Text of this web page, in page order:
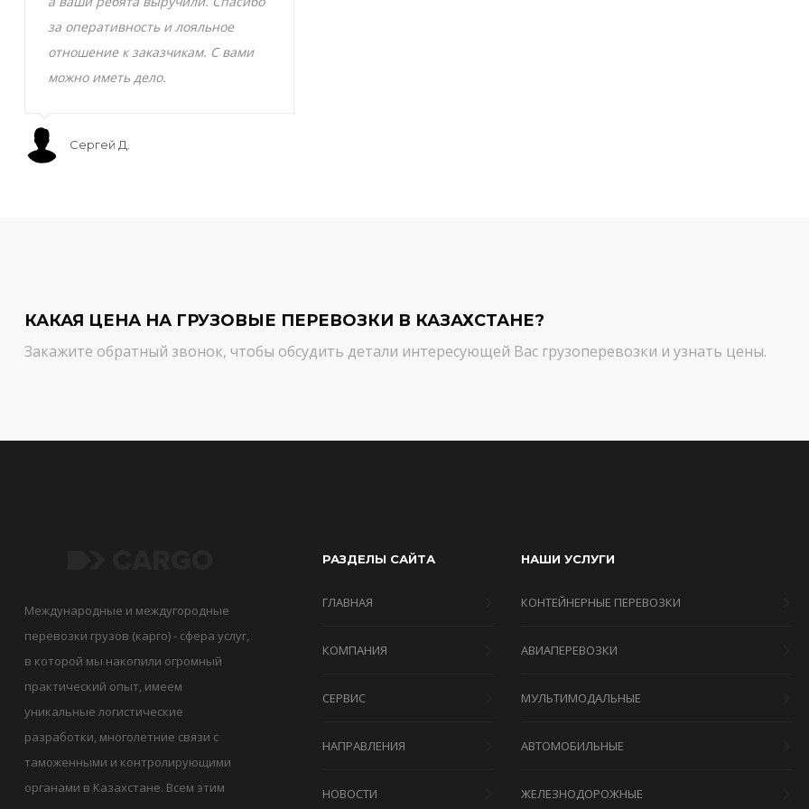
за оперативность и лояльное
отношение к заказчикам. С вами
можно иметь дело.
Сергей Д.
КАКАЯ ЦЕНА НА ГРУЗОВЫЕ ПЕРЕВОЗКИ В КАЗАХСТАНЕ?
Закажите обратный звонок, чтобы обсудить детали интересующей Вас грузоперевозки и узнать цены.
Международные и междугородные
перевозки грузов (карго) - сфера услуг,
в которой мы накопили огромный
практический опыт, имеем
уникальные логистические
разработки, многолетние связи с
таможенными и контролирующими
органами в Казахстане. Всем этим
РАЗДЕЛЫ САЙТА
ГЛАВНАЯ
КОМПАНИЯ
СЕРВИС
НАПРАВЛЕНИЯ
НОВОСТИ
НАШИ УСЛУГИ
КОНТЕЙНЕРНЫЕ ПЕРЕВОЗКИ
АВИАПЕРЕВОЗКИ
МУЛЬТИМОДАЛЬНЫЕ
АВТОМОБИЛЬНЫЕ
ЖЕЛЕЗНОДОРОЖНЫЕ